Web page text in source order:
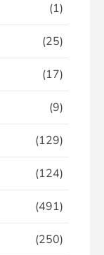
(1)
(25)
(17)
(9)
(129)
(124)
(491)
(250)